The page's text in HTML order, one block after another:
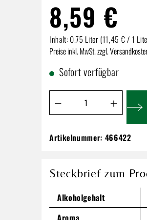
8,59 €
Inhalt: 0.75 Liter (11,45 € / 1
Preise inkl. MwSt. zzgl.
Sofort verfügbar
Produkt Anzahl: Gib
8,59 €
0.75 Liter
Preise inkl. MwSt. zzgl.
Artikelnummer: 466422
Steckbrief zum
Alkoholgehalt
Aroma